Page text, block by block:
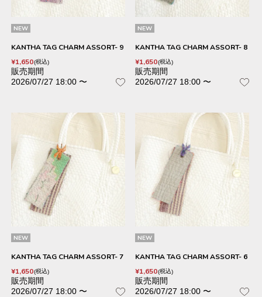
NEW
KANTHA TAG CHARM ASSORT- 9
¥1,650 税込
販売期間
2026/07/27 18:00 〜
NEW
KANTHA TAG CHARM ASSORT- 8
¥1,650 税込
販売期間
2026/07/27 18:00 〜
NEW
KANTHA TAG CHARM ASSORT- 7
¥1,650 税込
販売期間
2026/07/27 18:00 〜
NEW
KANTHA TAG CHARM ASSORT- 6
¥1,650 税込
販売期間
2026/07/27 18:00 〜